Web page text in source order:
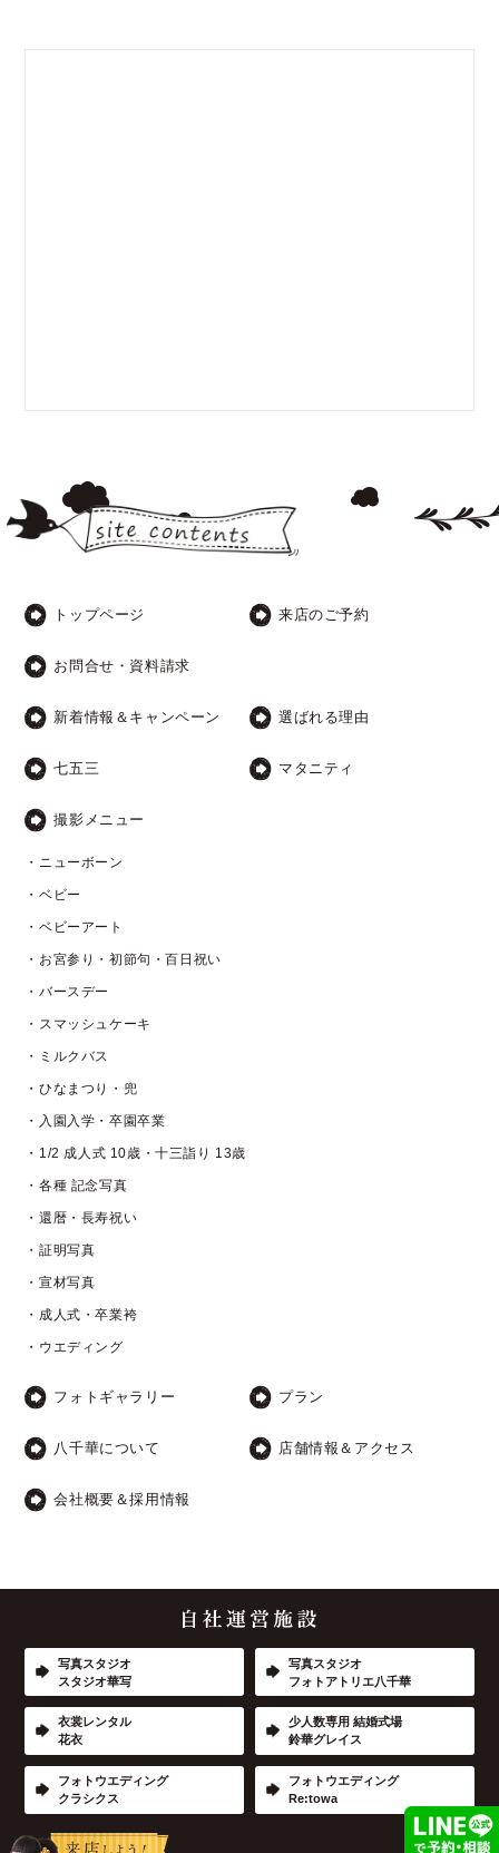
トップページ 来店のご予約
お問合せ・資料請求
新着情報＆キャンペーン 選ばれる理由
七五三 マタニティ
撮影メニュー
・ニューボーン
・ベビー
・ベビーアート
・お宮参り・初節句・百日祝い
・バースデー
・スマッシュケーキ
・ミルクバス
・ひなまつり・兜
・入園入学・卒園卒業
・1/2 成人式 10歳・十三詣り 13歳
・各種 記念写真
・還暦・長寿祝い
・証明写真
・宣材写真
・成人式・卒業袴
・ウエディング
フォトギャラリー プラン
八千華について 店舗情報＆アクセス
会社概要＆採用情報
写真スタジオ
スタジオ華写
写真スタジオ
フォトアトリエ八千華
衣裳レンタル
花衣
少人数専用 結婚式場
鈴華グレイス
フォトウエディング
クラシクス
フォトウエディング
Re:towa